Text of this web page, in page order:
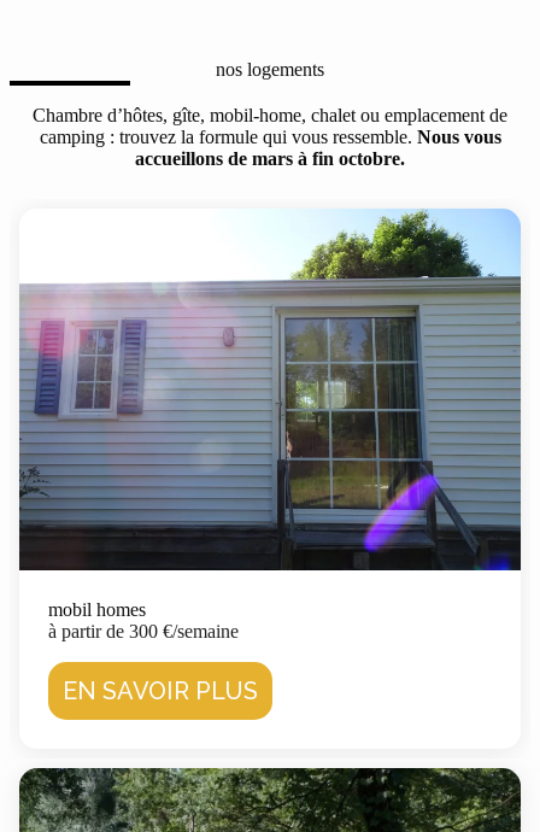
nos logements
Chambre d’hôtes, gîte, mobil-home, chalet ou emplacement de
camping : trouvez la formule qui vous ressemble. Nous vous
accueillons de mars à fin octobre.
mobil homes
à partir de 300 €/semaine
EN SAVOIR PLUS